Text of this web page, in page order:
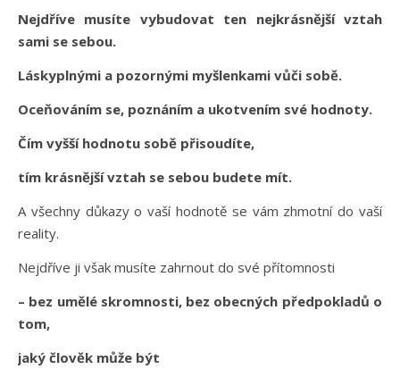
Nejdříve musíte vybudovat ten nejkrásnější vztah
sami se sebou.
Láskyplnými a pozornými myšlenkami vůči sobě.
Oceňováním se, poznáním a ukotvením své hodnoty.
Čím vyšší hodnotu sobě přisoudíte,
tím krásnější vztah se sebou budete mít.
A všechny důkazy o vaší hodnotě se vám zhmotní do vaší
reality.
Nejdříve ji však musíte zahrnout do své přítomnosti
– bez umělé skromnosti, bez obecných předpokladů o
tom,
jaký člověk může být